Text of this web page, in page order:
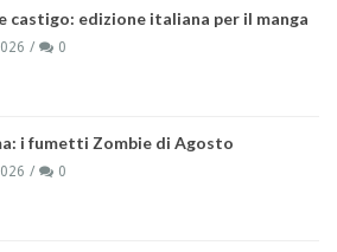
castigo: edizione italiana per il manga
0
i fumetti Zombie di Agosto
0